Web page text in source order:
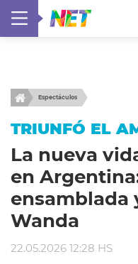
Espectáculos
TRIUNFÓ EL
La nueva
en
ensamblada
Wanda
22.05.2026 12:28 HS